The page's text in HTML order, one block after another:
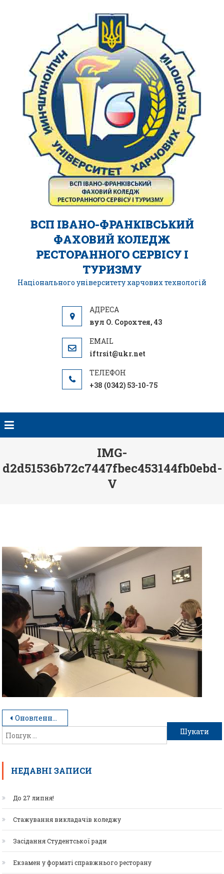
ВСП ІВАНО-ФРАНКІВСЬКИЙ
ФАХОВИЙ КОЛЕДЖ
РЕСТОРАННОГО СЕРВІСУ І
ТУРИЗМУ
Національного університету харчових технологій
вул О. Сорохтея, 43
iftrsit@ukr.net
+38 (0342) 53-10-75
IMG-
d2d51536b72c7447fbec453144fb0ebd-
V
Оновлення освітніх програм у співпраці зі стейкхолдерами
НЕДАВНІ ЗАПИСИ
До 27 липня!
Стажування викладачів коледжу
Засідання Студентської ради
Екзамен у форматі справжнього ресторану